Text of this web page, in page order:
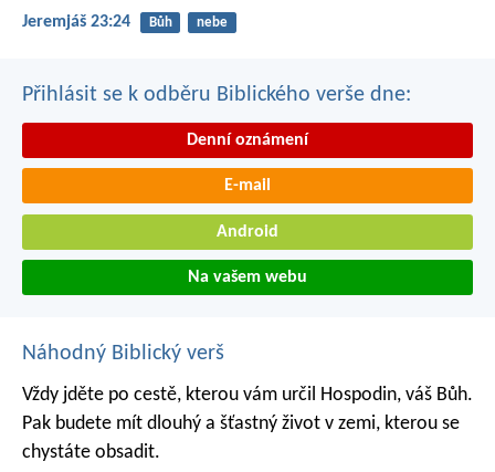
Jeremjáš 23:24 Bůh nebe
Přihlásit se k odběru Biblického verše dne:
Denní oznámení
E-mail
Android
Na vašem webu
Náhodný Biblický verš
Vždy jděte po cestě, kterou vám určil Hospodin, váš Bůh.
Pak budete mít dlouhý a šťastný život v zemi, kterou se
chystáte obsadit.